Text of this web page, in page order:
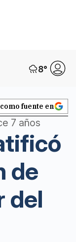
8°
fuente en
7 años
de
del